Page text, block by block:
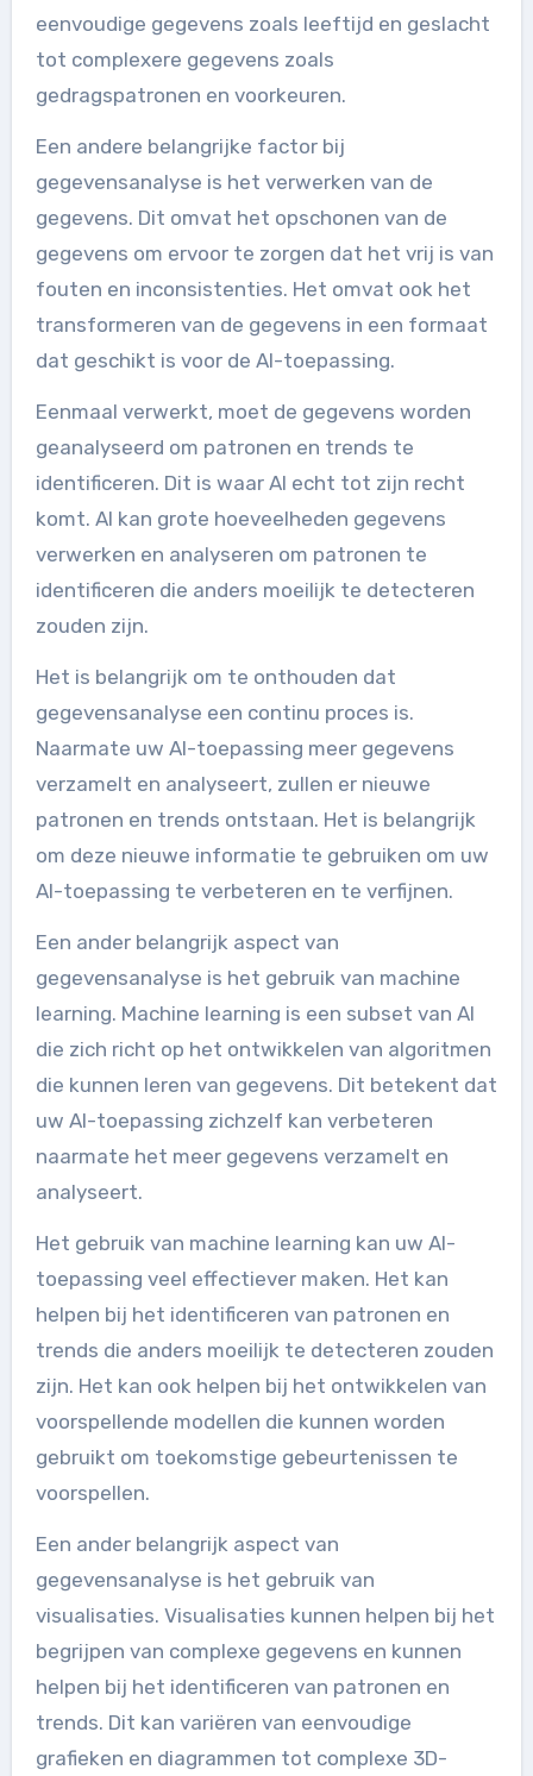
eenvoudige gegevens zoals leeftijd en geslacht
tot complexere gegevens zoals
gedragspatronen en voorkeuren.
Een andere belangrijke factor bij
gegevensanalyse is het verwerken van de
gegevens. Dit omvat het opschonen van de
gegevens om ervoor te zorgen dat het vrij is van
fouten en inconsistenties. Het omvat ook het
transformeren van de gegevens in een formaat
dat geschikt is voor de AI-toepassing.
Eenmaal verwerkt, moet de gegevens worden
geanalyseerd om patronen en trends te
identificeren. Dit is waar AI echt tot zijn recht
komt. AI kan grote hoeveelheden gegevens
verwerken en analyseren om patronen te
identificeren die anders moeilijk te detecteren
zouden zijn.
Het is belangrijk om te onthouden dat
gegevensanalyse een continu proces is.
Naarmate uw AI-toepassing meer gegevens
verzamelt en analyseert, zullen er nieuwe
patronen en trends ontstaan. Het is belangrijk
om deze nieuwe informatie te gebruiken om uw
AI-toepassing te verbeteren en te verfijnen.
Een ander belangrijk aspect van
gegevensanalyse is het gebruik van machine
learning. Machine learning is een subset van AI
die zich richt op het ontwikkelen van algoritmen
die kunnen leren van gegevens. Dit betekent dat
uw AI-toepassing zichzelf kan verbeteren
naarmate het meer gegevens verzamelt en
analyseert.
Het gebruik van machine learning kan uw AI-
toepassing veel effectiever maken. Het kan
helpen bij het identificeren van patronen en
trends die anders moeilijk te detecteren zouden
zijn. Het kan ook helpen bij het ontwikkelen van
voorspellende modellen die kunnen worden
gebruikt om toekomstige gebeurtenissen te
voorspellen.
Een ander belangrijk aspect van
gegevensanalyse is het gebruik van
visualisaties. Visualisaties kunnen helpen bij het
begrijpen van complexe gegevens en kunnen
helpen bij het identificeren van patronen en
trends. Dit kan variëren van eenvoudige
grafieken en diagrammen tot complexe 3D-